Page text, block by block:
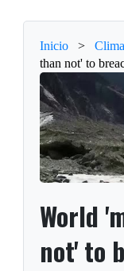
Inicio >
than not' to
World
not' to